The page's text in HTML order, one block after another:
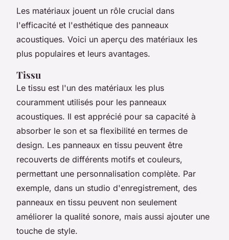
Les matériaux jouent un rôle crucial dans
l'efficacité et l'esthétique des panneaux
acoustiques. Voici un aperçu des matériaux les
plus populaires et leurs avantages.
Tissu
Le tissu est l'un des matériaux les plus
couramment utilisés pour les panneaux
acoustiques. Il est apprécié pour sa capacité à
absorber le son et sa flexibilité en termes de
design. Les panneaux en tissu peuvent être
recouverts de différents motifs et couleurs,
permettant une personnalisation complète. Par
exemple, dans un studio d'enregistrement, des
panneaux en tissu peuvent non seulement
améliorer la qualité sonore, mais aussi ajouter une
touche de style.